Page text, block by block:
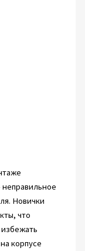
Новички
что
корпусе